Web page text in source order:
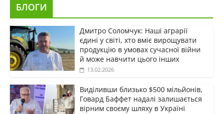
БЛОГИ
Дмитро Соломчук: Наші аграрії
єдині у світі, хто вміє вирощувати
продукцію в умовах сучасної війни
й може навчити цього інших
13.02.2026
Виділивши близько $500 мільйонів,
Говард Баффет надалі залишається
вірним своєму шляху в Україні